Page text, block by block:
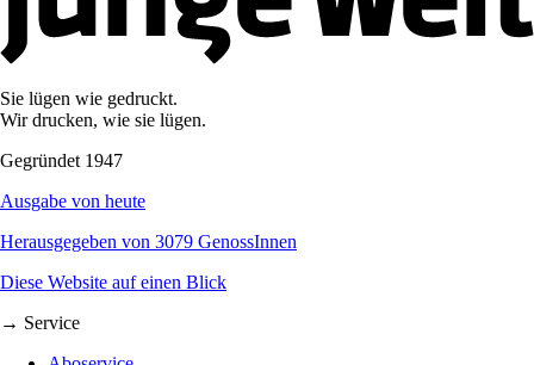
Sie lügen wie gedruckt.
Wir drucken, wie sie lügen.
Gegründet 1947
Ausgabe von heute
Herausgegeben von 3079 GenossInnen
Diese Website auf einen Blick
→ Service